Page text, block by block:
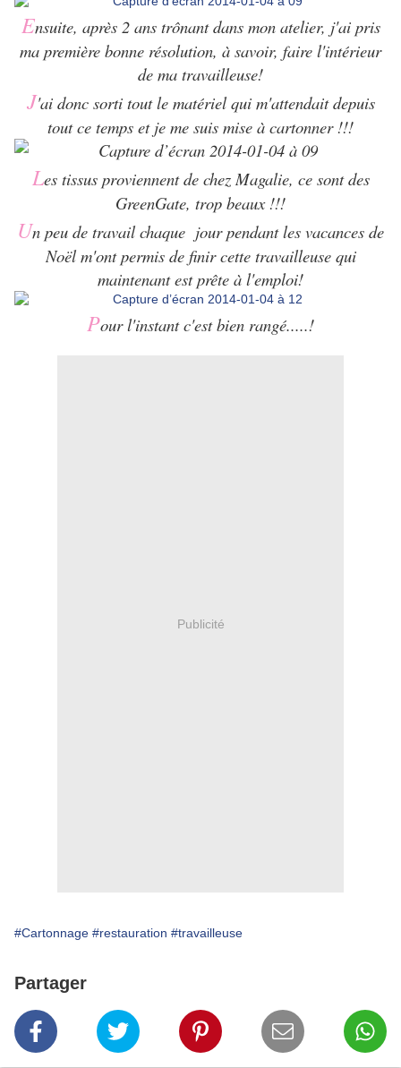
Ensuite, après 2 ans trônant dans mon atelier, j'ai pris
ma première bonne résolution, à savoir, faire l'intérieur
de ma travailleuse!
J'ai donc sorti tout le matériel qui m'attendait depuis
tout ce temps et je me suis mise à cartonner !!!
Les tissus proviennent de chezMagalie, ce sont des
GreenGate, trop beaux !!!
Un peu de travail chaque jour pendant les vacances de
Noël m'ont permis de finir cette travailleuse qui
maintenant est prête à l'emploi!
Pour l'instant c'est bien rangé.....!
Publicité
#Cartonnage #restauration #travailleuse
Partager